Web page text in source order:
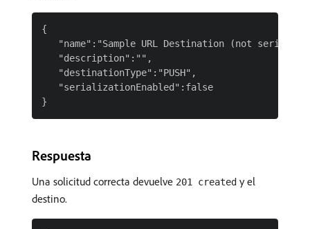
{
"name":"Sample URL Destination (not
   "description":"",
   "destinationType":"PUSH",
   "serializationEnabled":false
Respuesta
Una solicitud correcta devuelve 201 created y el
destino.